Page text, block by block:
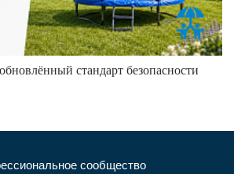
стандарт безопасности
сообщество